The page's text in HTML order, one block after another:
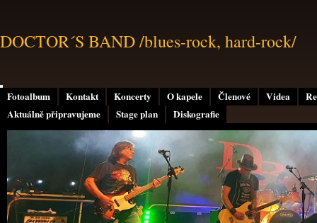
Fotoalbum Kontakt Koncerty O kapele Členové Videa
Aktuálně připravujeme
Stage plan Diskografie
DOCTOR´S BAND /blues-rock, hard-rock/